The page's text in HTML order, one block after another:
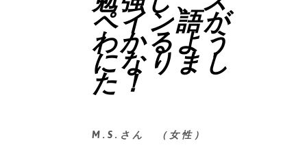
ペイン語が
わかるよう
になりまし
た！
M.S.さん （女性）